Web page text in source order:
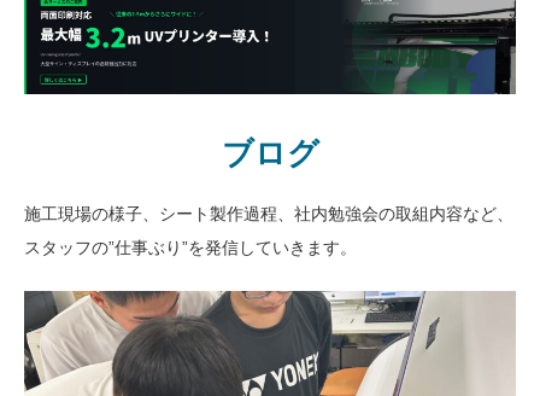
会社概要
ブログ
施工現場の様子、シート製作過程、社内勉強会の取組内容など、
スタッフの”仕事ぶり”を発信していきます。